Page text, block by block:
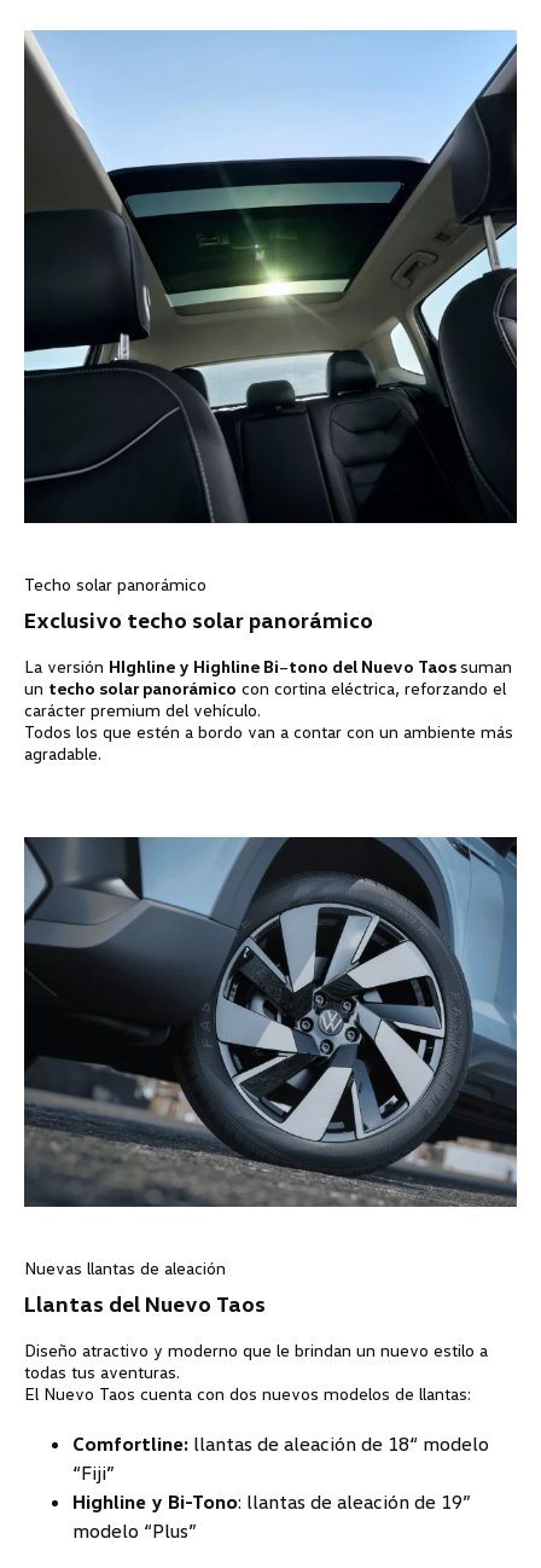
Techo solar panorámico
Exclusivo techo solar panorámico
La versión HIghline y Highline Bi–tono del Nuevo Taossuman
un techo solar panorámico con cortina eléctrica, reforzando el
carácter premium del vehículo.
Todos los que estén a bordo van a contar con un ambiente más
agradable.
Nuevas llantas de aleación
Llantas del Nuevo Taos
Diseño atractivo y moderno que le brindan un nuevo estilo a
todas tus aventuras.
El Nuevo Taos cuenta con dos nuevos modelos de llantas:
Comfortline: llantas de aleación de 18“ modelo
“Fiji”
Highline y Bi-Tono: llantas de aleación de 19”
modelo “Plus”